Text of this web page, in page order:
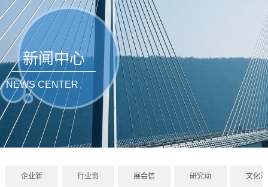
新闻中心
NEWS CENTER
企业新 行业资 展会信 研究动 文化活